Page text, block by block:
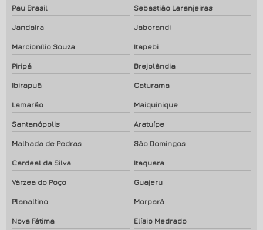
Pau Brasil Sebastião Laranjeiras
Jandaíra Jaborandi
Marcionílio Souza Itapebi
Piripá Brejolândia
Ibirapuã Caturama
Lamarão Maiquinique
Santanópolis Aratuípe
Malhada de Pedras São Domingos
Cardeal da Silva Itaquara
Várzea do Poço Guajeru
Planaltino Morpará
Nova Fátima Elísio Medrado